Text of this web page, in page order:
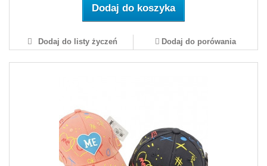
Dodaj do koszyka
Dodaj do listy życzeń Dodaj do porówania